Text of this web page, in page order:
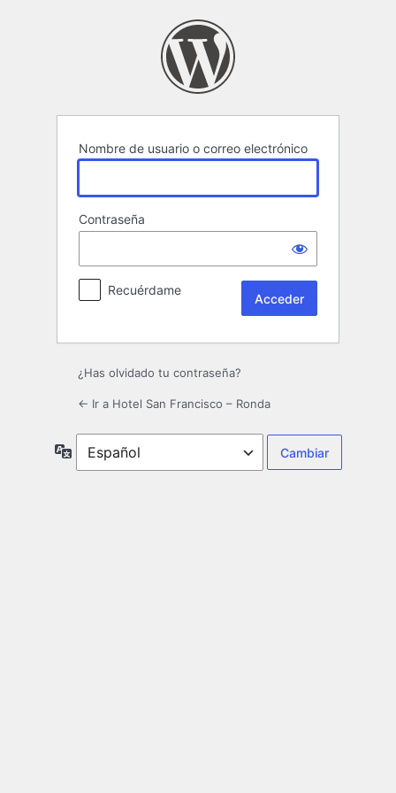
Nombre de usuario o correo electrónico
Contraseña
Recuérdame
¿Has olvidado tu contraseña?
← Ir a Hotel San Francisco – Ronda
Idioma